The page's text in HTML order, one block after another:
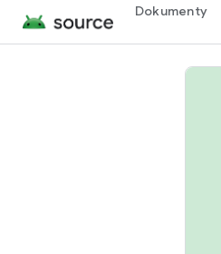
Dokumenty